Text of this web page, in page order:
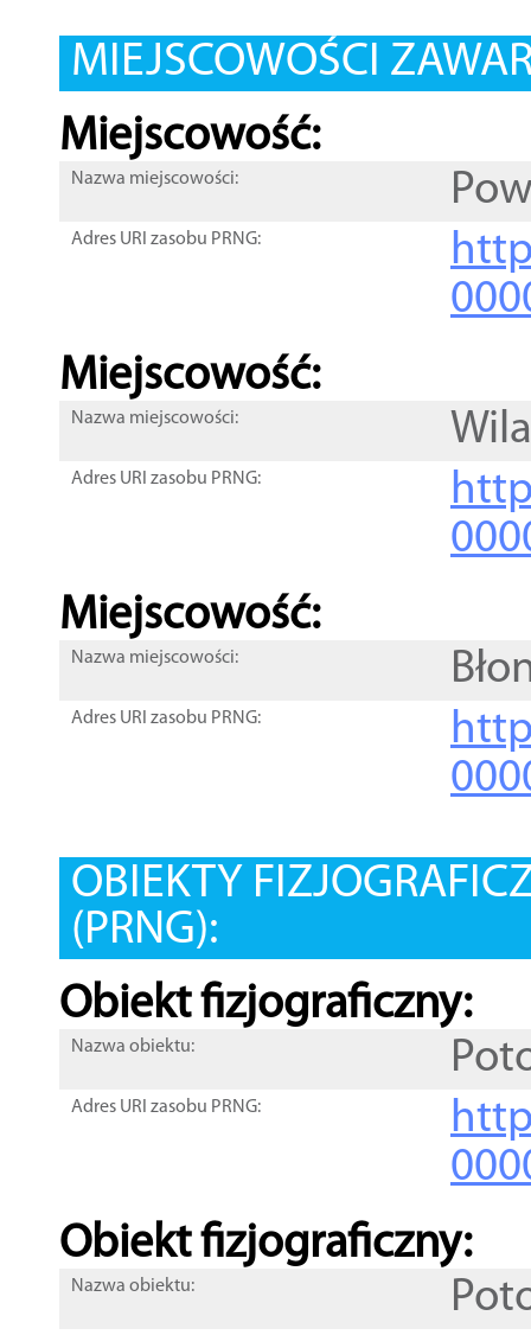
MIEJSCOWOŚCI
Miejscowość:
Nazwa miejscowości:
Adres URI zasobu PRNG:
Miejscowość:
Nazwa miejscowości:
Adres URI zasobu PRNG:
Miejscowość:
Nazwa miejscowości:
Adres URI zasobu PRNG:
OBIEKTY
(PRNG):
Obiekt fizjograficzny:
Nazwa obiektu:
Adres URI zasobu PRNG:
Obiekt fizjograficzny:
Nazwa obiektu: